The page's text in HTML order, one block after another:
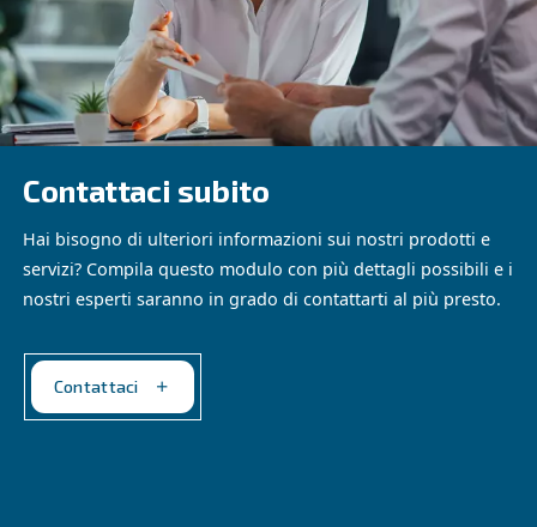
ENGINEAIR
Costruzioni
Ecco i compressori a pistoni Ceccato progettati
garantire alta efficienza e prestazioni affidabili in
l'edilizia.